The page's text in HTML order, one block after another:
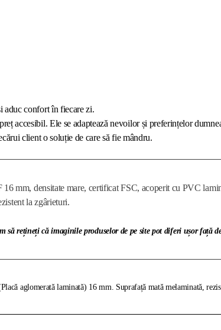
aduc confort în fiecare zi.
accesibil. Ele se adaptează nevoilor și preferințelor
client o soluție de care să fie mândru.
mm, densitate mare, certificat FSC, acoperit cu PVC
la zgârieturi.
să rețineți că imaginile produselor de pe site pot diferi ușor față
aglomerată laminată) 16 mm. Suprafață mată melaminată,